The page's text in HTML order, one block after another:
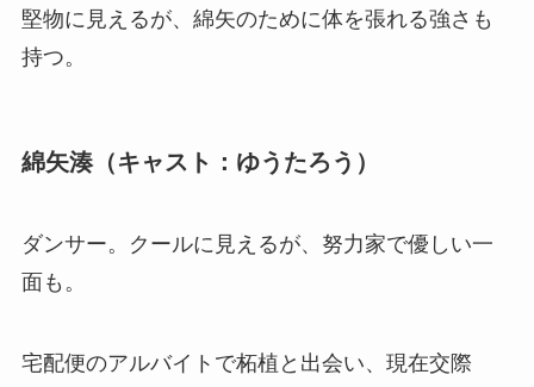
堅物に見えるが、綿矢のために体を張れる強さも
持つ。
綿矢湊（キャスト：ゆうたろう）
ダンサー。クールに見えるが、努力家で優しい一
面も。
宅配便のアルバイトで柘植と出会い、現在交際